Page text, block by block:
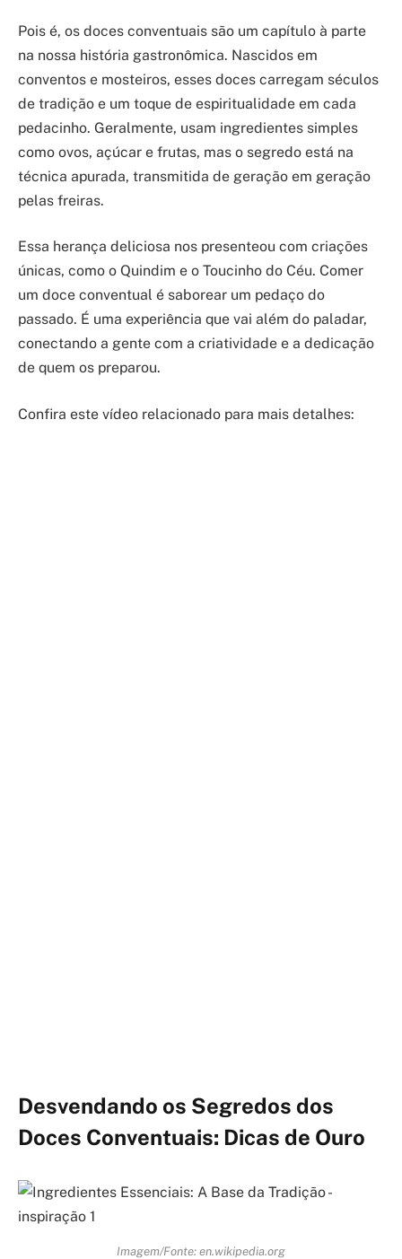
Pois é, os doces conventuais são um capítulo à parte
na nossa história gastronômica. Nascidos em
conventos e mosteiros, esses doces carregam séculos
de tradição e um toque de espiritualidade em cada
pedacinho. Geralmente, usam ingredientes simples
como ovos, açúcar e frutas, mas o segredo está na
técnica apurada, transmitida de geração em geração
pelas freiras.
Essa herança deliciosa nos presenteou com criações
únicas, como o Quindim e o Toucinho do Céu. Comer
um doce conventual é saborear um pedaço do
passado. É uma experiência que vai além do paladar,
conectando a gente com a criatividade e a dedicação
de quem os preparou.
Confira este vídeo relacionado para mais detalhes:
Desvendando os Segredos dos
Doces Conventuais: Dicas de Ouro
Imagem/Fonte: en.wikipedia.org